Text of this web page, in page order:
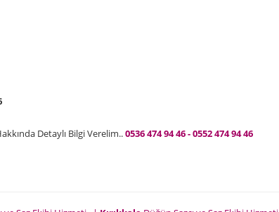
Detaylı Bilgi Verelim..0536 474 94 46 - 0552 474 94 46